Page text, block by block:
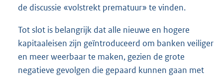
de discussie «volstrekt prematuur» te vinden.
Tot slot is belangrijk dat alle nieuwe en hogere
kapitaaleisen zijn geïntroduceerd om banken veiliger
en meer weerbaar te maken, gezien de grote
negatieve gevolgen die gepaard kunnen gaan met